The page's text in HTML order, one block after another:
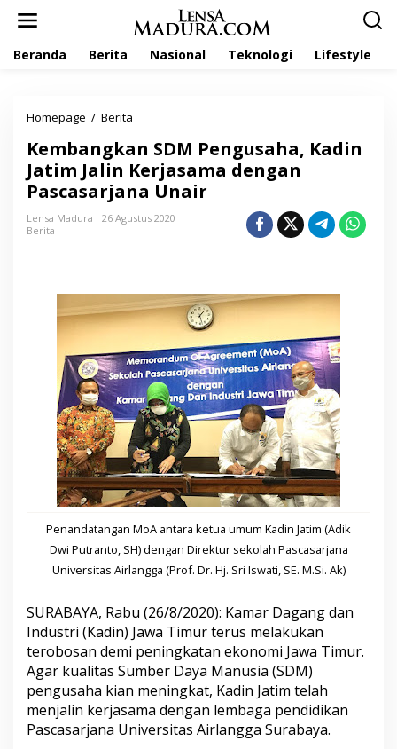
Beranda Berita Nasional Teknologi Lifestyle
Homepage / Berita
m
b
a
n
g
D
M
P
n
g
s
a
h
a
,
K
a
i
n
J
i
m
J
a
l
n
K
e
Kembangkan SDM Pengusaha, Kadin
Jatim Jalin Kerjasama dengan
Pascasarjana Unair
Lensa Madura
26 Agustus 2020
Berita
Penandatangan MoA antara ketua umum Kadin Jatim (Adik
Dwi Putranto, SH) dengan Direktur sekolah Pascasarjana
Universitas Airlangga (Prof. Dr. Hj. Sri Iswati, SE. M.Si. Ak)
SURABAYA, Rabu (26/8/2020): Kamar Dagang dan
Industri (Kadin) Jawa Timur terus melakukan
terobosan demi peningkatan ekonomi Jawa Timur.
Agar kualitas Sumber Daya Manusia (SDM)
pengusaha kian meningkat, Kadin Jatim telah
menjalin kerjasama dengan lembaga pendidikan
Pascasarjana Universitas Airlangga Surabaya.